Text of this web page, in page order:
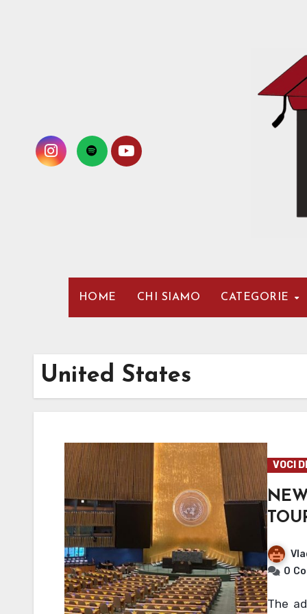
HOME CHI SIAMO CATEGORIE
United States
VOCI
0
The adventures of the students from Fermi in New